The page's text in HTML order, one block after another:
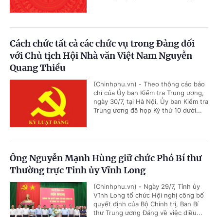
Cách chức tất cả các chức vụ trong Đảng đối
với Chủ tịch Hội Nhà văn Việt Nam Nguyễn
Quang Thiều
(Chinhphu.vn) - Theo thông cáo báo
chí của Ủy ban Kiểm tra Trung ương,
ngày 30/7, tại Hà Nội, Ủy ban Kiểm tra
Trung ương đã họp Kỳ thứ 10 dưới...
Ông Nguyễn Mạnh Hùng giữ chức Phó Bí thư
Thường trực Tỉnh ủy Vĩnh Long
(Chinhphu.vn) - Ngày 29/7, Tỉnh ủy
Vĩnh Long tổ chức Hội nghị công bố
quyết định của Bộ Chính trị, Ban Bí
thư Trung ương Đảng về việc điều...